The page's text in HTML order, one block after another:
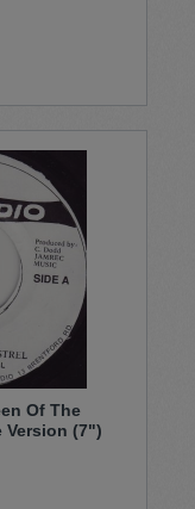
Of The
Version (7")